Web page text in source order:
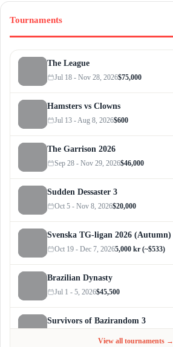
Tournaments
The League
Jul 18 - Nov 28, 2026$75,000
Hamsters vs Clowns
Jul 13 - Aug 8, 2026$600
The Garrison 2026
Sep 28 - Nov 29, 2026$46,000
Sudden Dessaster 3
Oct 5 - Nov 8, 2026$20,000
Svenska TG-ligan 2026 (Autumn)
Oct 19 - Dec 7, 20265,000 kr (~$533)
Brazilian Dynasty
Jul 1 - 5, 2026$45,500
Survivors of Bazirandom 3
View all tournaments →